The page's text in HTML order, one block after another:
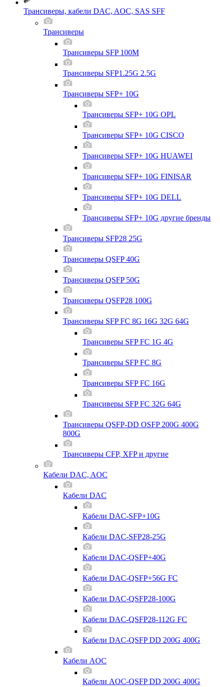
Трансиверы, кабели DAC, AOC, SAS SFF
Трансиверы
Трансиверы SFP 100M
Трансиверы SFP1.25G 2.5G
Трансиверы SFP+ 10G
Трансиверы SFP+ 10G OPL
Трансиверы SFP+ 10G CISCO
Трансиверы SFP+ 10G HUAWEI
Трансиверы SFP+ 10G FINISAR
Трансиверы SFP+ 10G DELL
Трансиверы SFP+ 10G другие бренды
Трансиверы SFP28 25G
Трансиверы QSFP 40G
Трансиверы QSFP 50G
Трансиверы QSFP28 100G
Трансиверы SFP FC 8G 16G 32G 64G
Трансиверы SFP FC 1G 4G
Трансиверы SFP FC 8G
Трансиверы SFP FC 16G
Трансиверы SFP FC 32G 64G
Трансиверы QSFP-DD OSFP 200G 400G
800G
Трансиверы CFP, XFP и другие
Кабели DAC, AOC
Кабели DAC
Кабели DAC-SFP+10G
Кабели DAC-SFP28-25G
Кабели DAC-QSFP+40G
Кабели DAC-QSFP+56G FC
Кабели DAC-QSFP28-100G
Кабели DAC-QSFP28-112G FC
Кабели DAC-QSFP DD 200G 400G
Кабели AOC
Кабели AOC-QSFP DD 200G 400G